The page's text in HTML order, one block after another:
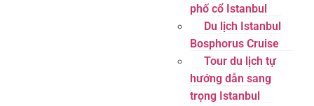
phố cổ Istanbul
Du lịch Istanbul
Bosphorus Cruise
Tour du lịch tự
hướng dẫn sang
trọng Istanbul